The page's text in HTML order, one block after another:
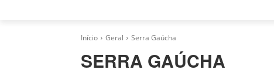
Início Geral Serra Gaúcha
SERRA GAÚCHA